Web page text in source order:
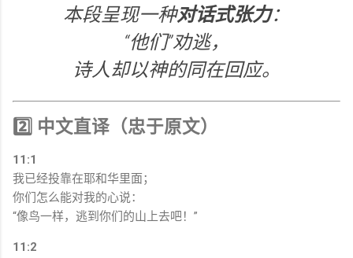
本段呈现一种对话式张力：
“他们”劝逃，
诗人却以神的同在回应。
2️⃣ 中文直译（忠于原文）
11:1
我已经投靠在耶和华里面；
你们怎么能对我的心说：
“像鸟一样，逃到你们的山上去吧！”
11:2